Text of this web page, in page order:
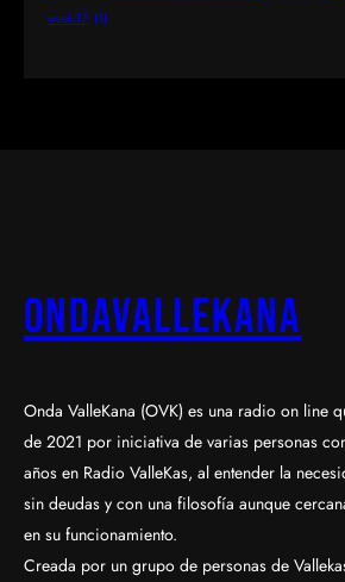
week37 (1)
OndaValleKana
Onda ValleKana (OVK) es una radio on line
de 2021 por iniciativa de varias personas
años en Radio ValleKas, al entender la
sin deudas y con una filosofía aunque
en su funcionamiento.
Creada por un grupo de personas de